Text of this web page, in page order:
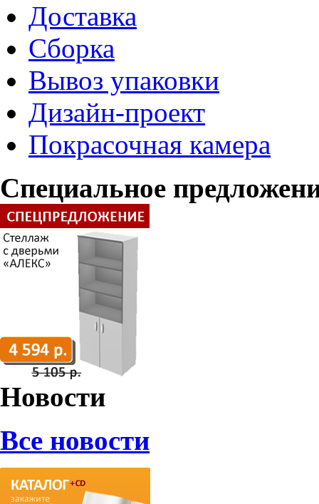
Доставка
Сборка
Вывоз упаковки
Дизайн-проект
Покрасочная камера
Специальное
Новости
Все новости